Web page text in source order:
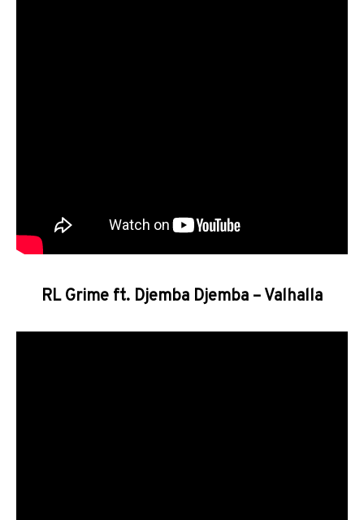
RL Grime ft. Djemba Djemba – Valhalla